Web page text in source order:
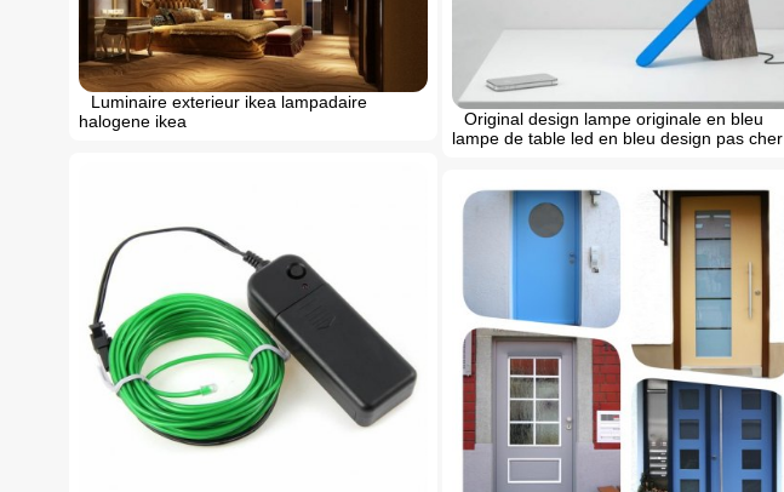
Original design lampe originale en bleu
lampe de table led en bleu design pas cher
Luminaire exterieur ikea lampadaire
halogene ikea